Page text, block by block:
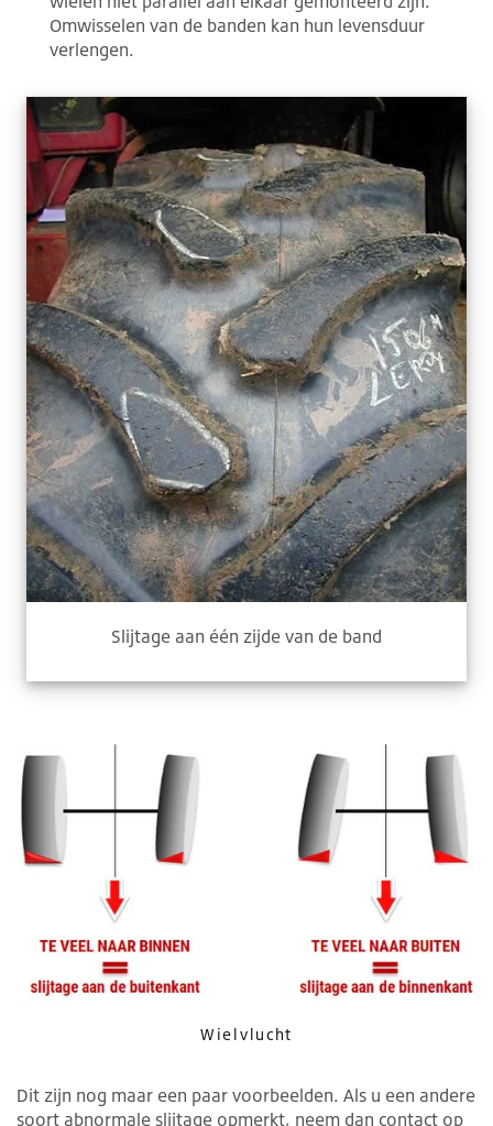
Omwisselen van de banden kan hun levensduur
verlengen.
Slijtage aan één zijde van de band
Wielvlucht
Dit zijn nog maar een paar voorbeelden. Als u een andere
soort abnormale slijtage opmerkt, neem dan contact op